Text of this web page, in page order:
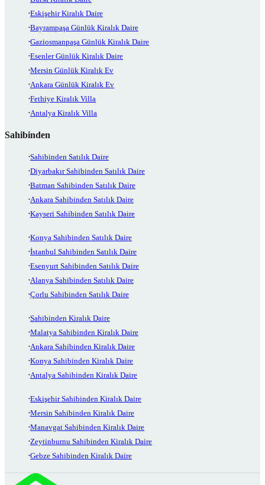
Eskişehir Kiralık Daire
Bayrampaşa Günlük Kiralık Daire
Gaziosmanpaşa Günlük Kiralık Daire
Esenler Günlük Kiralık Daire
Mersin Günlük Kiralık Ev
Ankara Günlük Kiralık Ev
Fethiye Kiralık Villa
Antalya Kiralık Villa
Sahibinden
Sahibinden Satılık Daire
Diyarbakır Sahibinden Satılık Daire
Batman Sahibinden Satılık Daire
Ankara Sahibinden Satılık Daire
Kayseri Sahibinden Satılık Daire
Konya Sahibinden Satılık Daire
İstanbul Sahibinden Satılık Daire
Esenyurt Sahibinden Satılık Daire
Alanya Sahibinden Satılık Daire
Çorlu Sahibinden Satılık Daire
Sahibinden Kiralık Daire
Malatya Sahibinden Kiralık Daire
Ankara Sahibinden Kiralık Daire
Konya Sahibinden Kiralık Daire
Antalya Sahibinden Kiralık Daire
Eskişehir Sahibinden Kiralık Daire
Mersin Sahibinden Kiralık Daire
Manavgat Sahibinden Kiralık Daire
Zeytinburnu Sahibinden Kiralık Daire
Gebze Sahibinden Kiralık Daire